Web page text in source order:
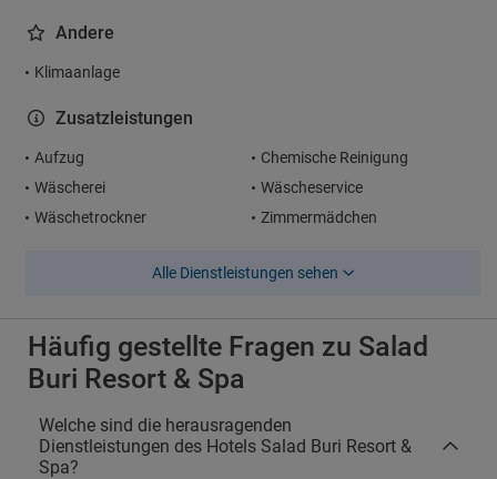
Andere
Klimaanlage
Zusatzleistungen
Aufzug
Chemische Reinigung
Wäscherei
Wäscheservice
Wäschetrockner
Zimmermädchen
Alle Dienstleistungen sehen
Häufig gestellte Fragen zu Salad
Buri Resort & Spa
Welche sind die herausragenden
Dienstleistungen des Hotels Salad Buri Resort &
Spa?